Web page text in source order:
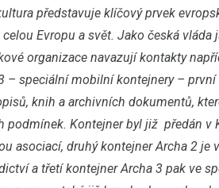
představuje klíčový prvek
Evropu a svět. Jako česká
organizace navazují kontakty
– speciální mobilní kontejnery –
knih a archivních dokumentů,
podmínek. Kontejner byl již předán v
asociací, druhý kontejner Archa 2
a třetí kontejner Archa 3 pak ve